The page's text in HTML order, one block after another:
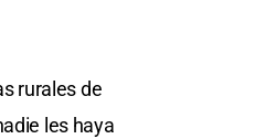
rurales de
les haya